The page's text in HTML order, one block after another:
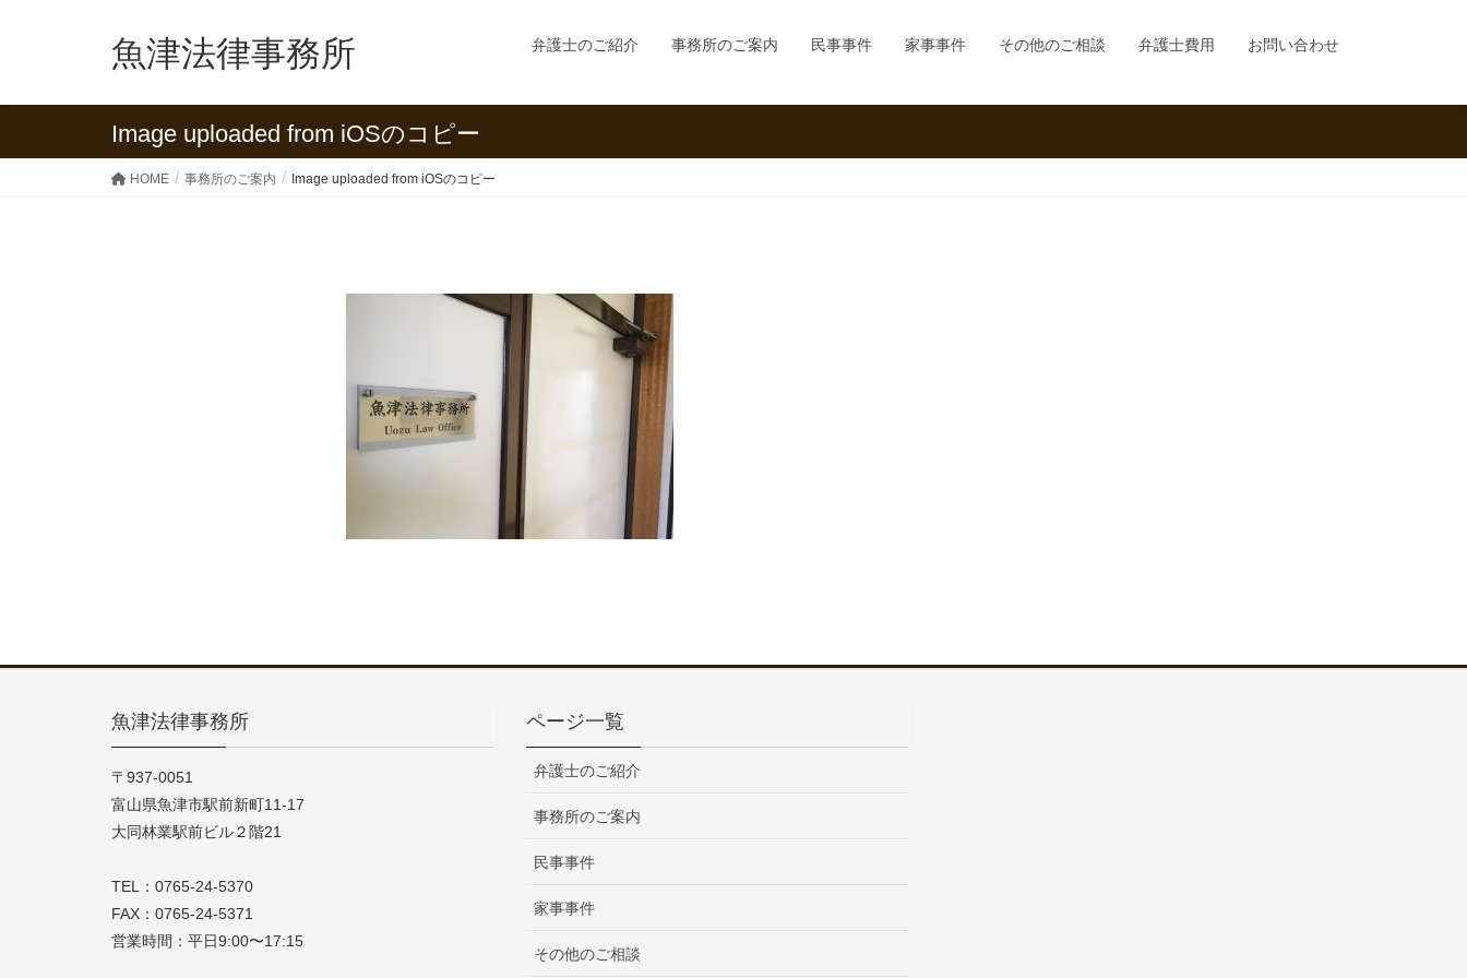
魚津法律事務所 弁護士のご紹介 事務所のご案内 民事事件 家事事件 その他のご相談 弁護士費用 お問い合わせ
Image uploaded from iOSのコピー
HOME 事務所のご案内 Image uploaded from iOSのコピー
魚津法律事務所
〒937-0051
富山県魚津市駅前新町11-17
大同林業駅前ビル２階21
TEL：0765-24-5370
FAX：0765-24-5371
営業時間：平日9:00〜17:15
ページ一覧
弁護士のご紹介
事務所のご案内
民事事件
家事事件
その他のご相談